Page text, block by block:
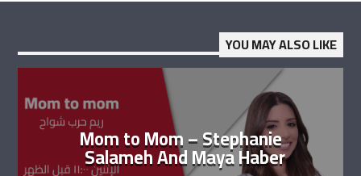
YOU MAY ALSO LIKE
Mom to Mom – Stephanie
Salameh And Maya Haber